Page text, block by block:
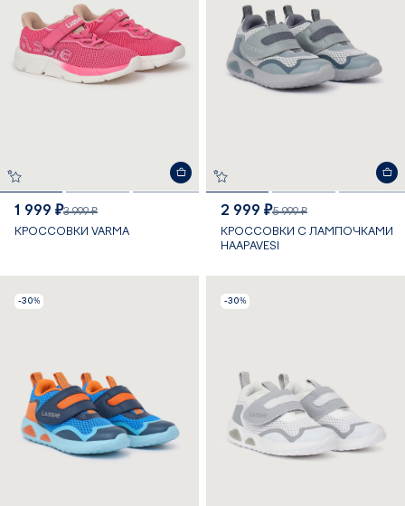
1 999 ₽3 999 ₽
КРОССОВКИ VARMA
2 999 ₽5 999 ₽
КРОССОВКИ С ЛАМПОЧКАМИ
HAAPAVESI
-30% -30%